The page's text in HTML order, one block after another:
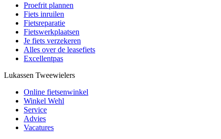
Proefrit plannen
Fiets inruilen
Fietsreparatie
Fietswerkplaatsen
Je fiets verzekeren
Alles over de leasefiets
Excellentpas
Lukassen Tweewielers
Online fietsenwinkel
Winkel Wehl
Service
Advies
Vacatures